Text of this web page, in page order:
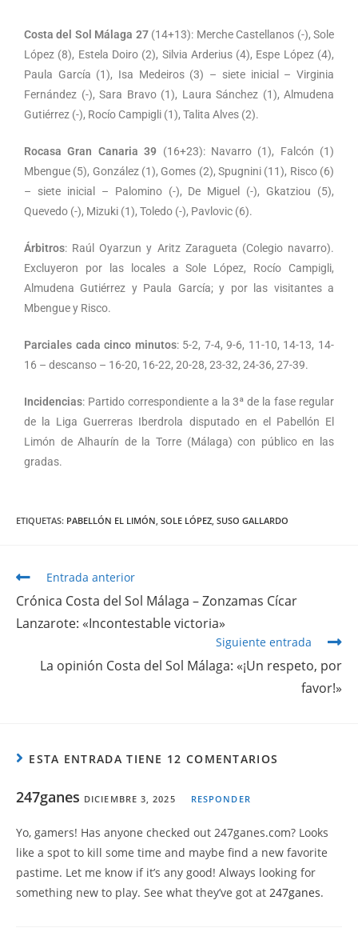
Costa del Sol Málaga 27(14+13): Merche Castellanos (-), Sole
López (8), Estela Doiro (2), Silvia Arderius (4), Espe López (4),
Paula García (1), Isa Medeiros (3) – siete inicial – Virginia
Fernández (-), Sara Bravo (1), Laura Sánchez (1), Almudena
Gutiérrez (-), Rocío Campigli (1), Talita Alves (2).
Rocasa Gran Canaria 39 (16+23): Navarro (1), Falcón (1)
Mbengue (5), González (1), Gomes (2), Spugnini (11), Risco (6)
– siete inicial – Palomino (-), De Miguel (-), Gkatziou (5),
Quevedo (-), Mizuki (1), Toledo (-), Pavlovic (6).
Árbitros: Raúl Oyarzun y Aritz Zaragueta (Colegio navarro).
Excluyeron por las locales a Sole López, Rocío Campigli,
Almudena Gutiérrez y Paula García; y por las visitantes a
Mbengue y Risco.
Parciales cada cinco minutos: 5-2, 7-4, 9-6, 11-10, 14-13, 14-
16 – descanso – 16-20, 16-22, 20-28, 23-32, 24-36, 27-39.
Incidencias: Partido correspondiente a la 3ª de la fase regular
de la Liga Guerreras Iberdrola disputado en el Pabellón El
Limón de Alhaurín de la Torre (Málaga) con público en las
gradas.
ETIQUETAS: PABELLÓN EL LIMÓN SOLE LÓPEZ SUSO GALLARDO
Entrada anterior
Crónica Costa del Sol Málaga – Zonzamas Cícar
Lanzarote: «Incontestable victoria»
Siguiente entrada
La opinión Costa del Sol Málaga: «¡Un respeto, por
favor!»
ESTA ENTRADA TIENE 12 COMENTARIOS
247ganes DICIEMBRE 3, 2025 RESPONDER
Yo, gamers! Has anyone checked out 247ganes.com? Looks
like a spot to kill some time and maybe find a new favorite
pastime. Let me know if it’s any good! Always looking for
something new to play. See what they’ve got at 247ganes.